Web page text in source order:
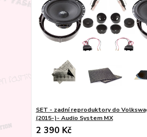
SET - zadní reproduktory do
(2015-)- Audio System MX
2 390 Kč